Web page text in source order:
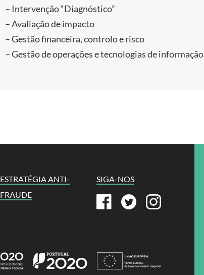
– Intervenção “Diagnóstico”
– Avaliação de impacto
– Gestão financeira, controlo e risco
– Gestão de operações e tecnologias de informação
ESTRATÉGIA ANTI-
FRAUDE
SIGA-NOS